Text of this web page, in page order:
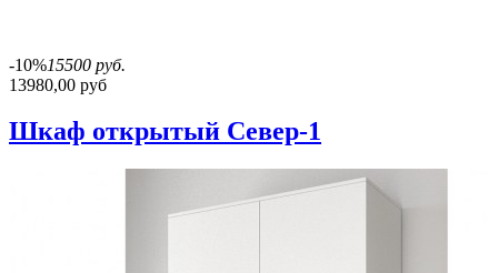
-10%15500 руб.
13980,00 руб
Шкаф открытый Север-1